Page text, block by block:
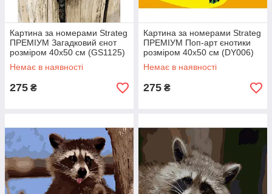
Картина за номерами Strateg
ПРЕМІУМ Загадковий єнот
розміром 40х50 см (GS1125)
Немає в наявності
275 ₴
Картина за номерами Strateg
ПРЕМІУМ Поп-арт єнотики
розміром 40х50 см (DY006)
Немає в наявності
275 ₴